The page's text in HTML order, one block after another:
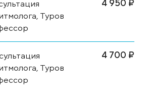
Туров
4 950 ₽
Туров
4 700 ₽